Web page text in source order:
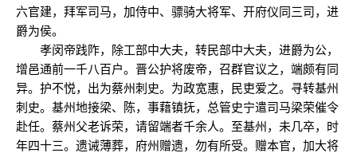
六官建，拜军司马，加侍中、骠骑大将军、开府仪同三司，进
爵为侯。
孝闵帝践阼，除工部中大夫，转民部中大夫，进爵为公，
增邑通前一千八百户。晋公护将废帝，召群官议之，端颇有同
异。护不悦，出为蔡州刺史。为政宽惠，民吏爱之。寻转基州
刺史。基州地接梁、陈，事藉镇抚，总管史宁遣司马梁荣催令
赴任。蔡州父老诉荣，请留端者千余人。至基州，未几卒，时
年四十三。遗诫薄葬，府州赠遗，勿有所受。赠本官，加大将